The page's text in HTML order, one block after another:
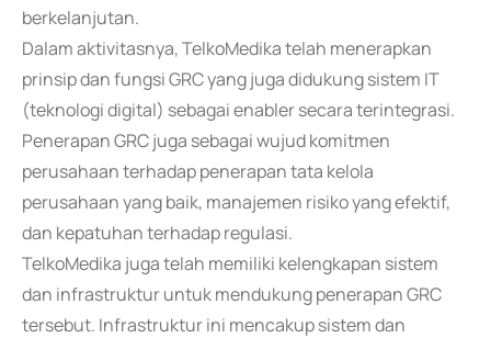
berkelanjutan.
Dalam aktivitasnya, TelkoMedika telah menerapkan
prinsip dan fungsi GRC yang juga didukung sistem IT
(teknologi digital) sebagai enabler secara terintegrasi.
Penerapan GRC juga sebagai wujud komitmen
perusahaan terhadap penerapan tata kelola
perusahaan yang baik, manajemen risiko yang efektif,
dan kepatuhan terhadap regulasi.
TelkoMedika juga telah memiliki kelengkapan sistem
dan infrastruktur untuk mendukung penerapan GRC
tersebut. Infrastruktur ini mencakup sistem dan